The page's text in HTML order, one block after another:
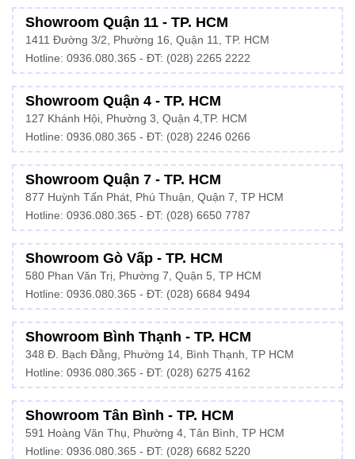
Showroom Quận 11 - TP. HCM
1411 Đường 3/2, Phường 16, Quận 11, TP. HCM
Hotline: 0936.080.365 - ĐT: (028) 2265 2222
Showroom Quận 4 - TP. HCM
127 Khánh Hội, Phường 3, Quận 4,TP. HCM
Hotline: 0936.080.365 - ĐT: (028) 2246 0266
Showroom Quận 7 - TP. HCM
877 Huỳnh Tấn Phát, Phú Thuận, Quận 7, TP HCM
Hotline: 0936.080.365 - ĐT: (028) 6650 7787
Showroom Gò Vấp - TP. HCM
580 Phan Văn Trị, Phường 7, Quận 5, TP HCM
Hotline: 0936.080.365 - ĐT: (028) 6684 9494
Showroom Bình Thạnh - TP. HCM
348 Đ. Bạch Đằng, Phường 14, Bình Thạnh, TP HCM
Hotline: 0936.080.365 - ĐT: (028) 6275 4162
Showroom Tân Bình - TP. HCM
591 Hoàng Văn Thụ, Phường 4, Tân Bình, TP HCM
Hotline: 0936.080.365 - ĐT: (028) 6682 5220